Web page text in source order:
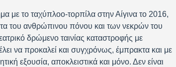
με το ταχύπλοο-τορπίλα στην Αίγινα το 2016,
του ανθρώπινου πόνου και των νεκρών του
δρώμενο ταινίας καταστροφής με
να προκαλεί και συγχρόνως, έμπρακτα και με
εξουσία, αποκλειστικά και μόνο. Δεν είναι